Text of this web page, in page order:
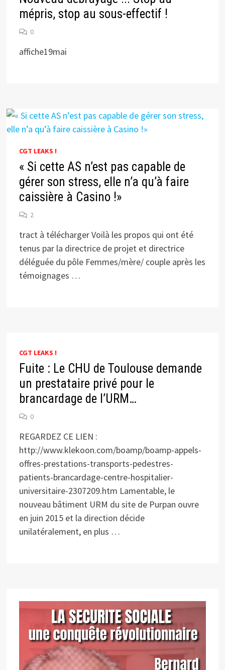
mépris, stop au sous-effectif !
0
affiche19mai
CGT LEAKS !
« Si cette AS n’est pas capable de
gérer son stress, elle n’a qu’à faire
caissière à Casino !»
2
tract à télécharger Voilà les propos qui ont été
tenus par la directrice de projet et directrice
déléguée du pôle Femmes/mère/ couple après les
témoignages …
CGT LEAKS !
Fuite : Le CHU de Toulouse demande
un prestataire privé pour le
brancardage de l’URM…
0
REGARDEZ CE LIEN :
http://www.klekoon.com/boamp/boamp-appels-
offres-prestations-transports-pedestres-
patients-brancardage-centre-hospitalier-
universitaire-2307209.htm Lamentable, le
nouveau bâtiment URM du site de Purpan ouvre
en juin 2015 et la direction décide
unilatéralement, en plus …